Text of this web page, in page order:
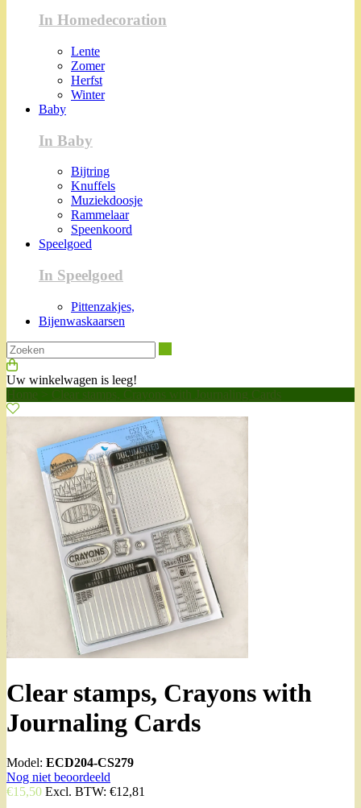
In Homedecoration
Lente
Zomer
Herfst
Winter
Baby
In Baby
Bijtring
Knuffels
Muziekdoosje
Rammelaar
Speenkoord
Speelgoed
In Speelgoed
Pittenzakjes,
Bijenwaskaarsen
Uw winkelwagen is leeg!
Home
Clear stamps, Crayons with Journaling Cards
Clear stamps, Crayons with
Journaling Cards
Model: ECD204-CS279
Nog niet beoordeeld
€15,50 Excl. BTW: €12,81